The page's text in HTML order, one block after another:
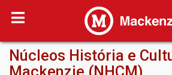
Núcleos História e